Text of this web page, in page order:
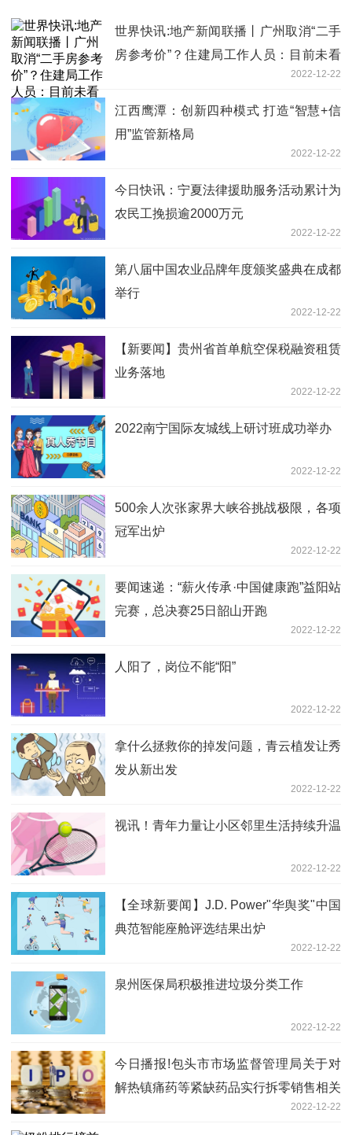
世界快讯:地产新闻联播丨广州取消“二手
房参考价”？住建局工作人员：目前未看
2022-12-22
江西鹰潭：创新四种模式 打造“智慧+信
用”监管新格局
2022-12-22
今日快讯：宁夏法律援助服务活动累计为
农民工挽损逾2000万元
2022-12-22
第八届中国农业品牌年度颁奖盛典在成都
举行
2022-12-22
【新要闻】贵州省首单航空保税融资租赁
业务落地
2022-12-22
2022南宁国际友城线上研讨班成功举办
2022-12-22
500余人次张家界大峡谷挑战极限，各项
冠军出炉
2022-12-22
要闻速递：“薪火传承·中国健康跑”益阳站
完赛，总决赛25日韶山开跑
2022-12-22
人阳了，岗位不能“阳”
2022-12-22
拿什么拯救你的掉发问题，青云植发让秀
发从新出发
2022-12-22
视讯！青年力量让小区邻里生活持续升温
2022-12-22
【全球新要闻】J.D. Power"华舆奖"中国
典范智能座舱评选结果出炉
2022-12-22
泉州医保局积极推进垃圾分类工作
2022-12-22
今日播报!包头市市场监督管理局关于对
解热镇痛药等紧缺药品实行拆零销售相关
2022-12-22